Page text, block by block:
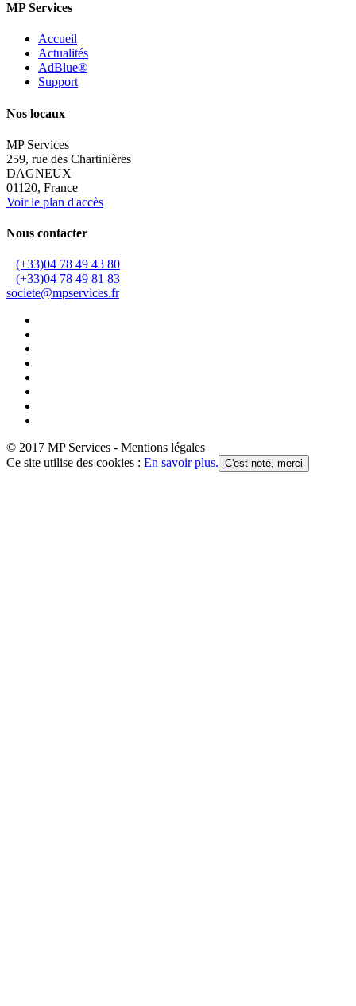
MP Services
Accueil
Actualités
AdBlue®
Support
Nos locaux
MP Services
259, rue des Chartinières
DAGNEUX
01120, France
Voir le plan d'accès
Nous contacter
(+33)04 78 49 43 80
(+33)04 78 49 81 83
societe@mpservices.fr
© 2017 MP Services - Mentions légales
Ce site utilise des cookies : En savoir plus. C'est noté, merci